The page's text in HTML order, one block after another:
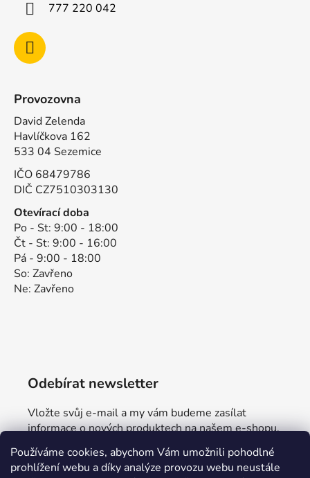
Používáme cookies, abychom Vám umožnili pohodlné
prohlížení webu a díky analýze provozu webu neustále
777 220 042
Provozovna
David Zelenda
Havlíčkova 162
533 04 Sezemice
IČO 68479786
DIČ CZ7510303130
Otevírací doba
Po - St: 9:00 - 18:00
Čt - St: 9:00 - 16:00
Pá - 9:00 - 18:00
So: Zavřeno
Ne: Zavřeno
Odebírat newsletter
Vložte svůj e-mail a my vám budeme zasílat
informace o nových produktech na našem e-shopu.
E-mail